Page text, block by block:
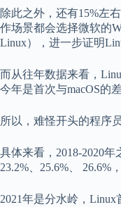
除此之外，还有15%左
作场景都会选择微软的
Linux），进一步证明
而从往年数据来看，
今年是首次与macOS的
所以，难怪开头的程序
具体来看，2018-2020
23.2%、25.6%、 26.6%
2021年是分水岭，Linux